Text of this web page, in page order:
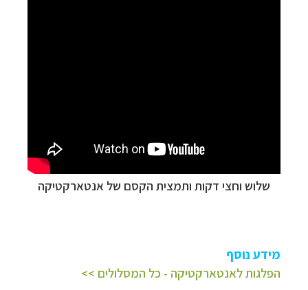
שלוש וחצי דקות ותמצית הקסם של אנטארקטיקה
מידע נוסף
הפלגות לאנטארקטיקה - כל המסלולים >>